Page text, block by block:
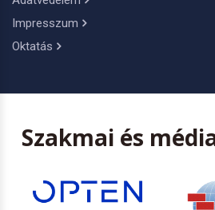
Impresszum
Oktatás
Szakmai és